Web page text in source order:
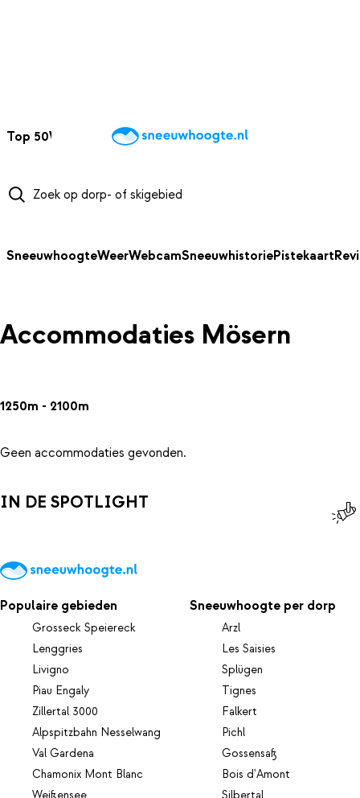
Top 50Webcams WintersportweerKaarten
SneeuwhoogteWeerWebcamSneeuwhistoriePistekaart
Accommodaties Mösern
1250m - 2100m
Geen accommodaties gevonden.
IN DE SPOTLIGHT
Populaire gebieden
Grosseck Speiereck
Lenggries
Livigno
Piau Engaly
Zillertal 3000
Alpspitzbahn Nesselwang
Val Gardena
Chamonix Mont Blanc
Sneeuwhoogte per dorp
Arzl
Les Saisies
Splügen
Tignes
Falkert
Pichl
Gossensaß
Bois d'Amont